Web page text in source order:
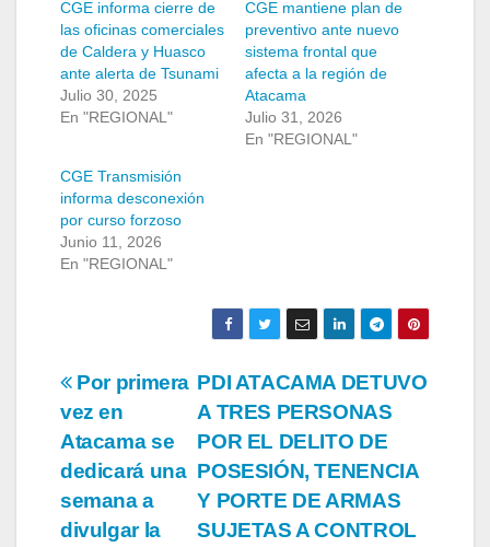
CGE informa cierre de
las oficinas comerciales
de Caldera y Huasco
ante alerta de Tsunami
Julio 30, 2025
En "REGIONAL"
CGE mantiene plan de
preventivo ante nuevo
sistema frontal que
afecta a la región de
Atacama
Julio 31, 2026
En "REGIONAL"
CGE Transmisión
informa desconexión
por curso forzoso
Junio 11, 2026
En "REGIONAL"
Navegación
de
entradas
PDI ATACAMA DETUVO
A TRES PERSONAS
POR EL DELITO DE
POSESIÓN, TENENCIA
Y PORTE DE ARMAS
SUJETAS A CONTROL
Por primera
vez en
Atacama se
dedicará una
semana a
divulgar la